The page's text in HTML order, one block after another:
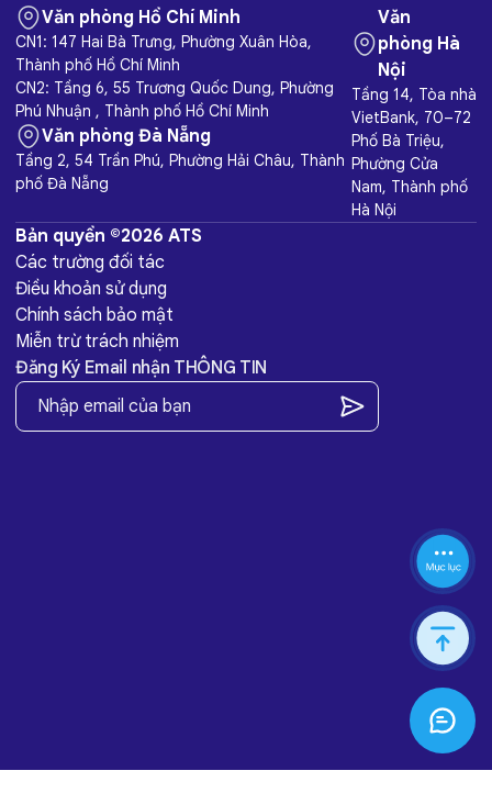
Văn phòng Hồ Chí Minh
CN1: 147 Hai Bà Trưng, Phường Xuân Hòa,
Thành phố Hồ Chí Minh
CN2: Tầng 6, 55 Trương Quốc Dung, Phường
Phú Nhuận , Thành phố Hồ Chí Minh
Văn phòng Đà Nẵng
Tầng 2, 54 Trần Phú, Phường Hải Châu, Thành
phố Đà Nẵng
Văn
phòng Hà
Nội
Tầng 14, Tòa nhà
VietBank, 70–72
Phố Bà Triệu,
Phường Cửa
Nam, Thành phố
Hà Nội
Bản quyền ©2026 ATS
Các trường đối tác
Điều khoản sử dụng
Chính sách bảo mật
Miễn trừ trách nhiệm
Đăng Ký Email nhận THÔNG TIN